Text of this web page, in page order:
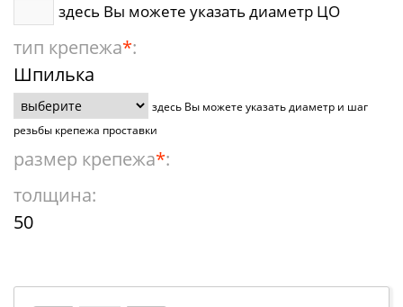
здесь Вы можете указать диаметр ЦО
тип крепежа*:
Шпилька
здесь Вы можете указать диаметр и шаг
резьбы крепежа проставки
размер крепежа*:
толщина:
50